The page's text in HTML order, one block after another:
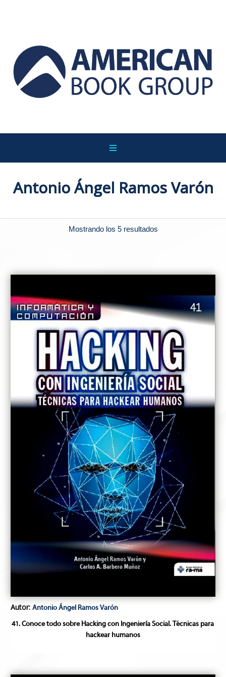
Antonio Ángel Ramos Varón
Mostrando los 5 resultados
Autor:Antonio Ángel Ramos Varón
41. Conoce todo sobre Hacking con Ingeniería Social. Técnicas para
hackear humanos